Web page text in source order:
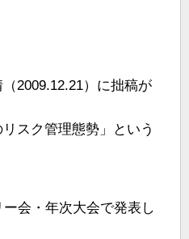
2009.12.21）に拙稿が
スク管理態勢」という
会・年次大会で発表し